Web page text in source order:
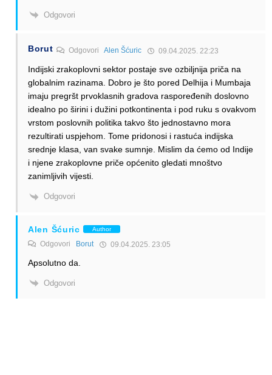
Odgovori
Borut Odgovori Alen Šćuric 09.04.2025. 22:23
Indijski zrakoplovni sektor postaje sve ozbiljnija priča na
globalnim razinama. Dobro je što pored Delhija i Mumbaja
imaju pregršt prvoklasnih gradova raspoređenih doslovno
idealno po širini i dužini potkontinenta i pod ruku s ovakvom
vrstom poslovnih politika takvo što jednostavno mora
rezultirati uspjehom. Tome pridonosi i rastuća indijska
srednje klasa, van svake sumnje. Mislim da ćemo od Indije
i njene zrakoplovne priče općenito gledati mnoštvo
zanimljivih vijesti.
Odgovori
Alen Šćuric Author
Odgovori Borut 09.04.2025. 23:05
Apsolutno da.
Odgovori